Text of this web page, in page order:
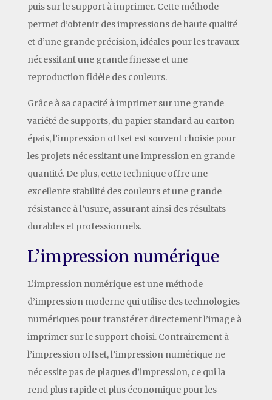
puis sur le support à imprimer. Cette méthode
permet d’obtenir des impressions de haute qualité
et d’une grande précision, idéales pour les travaux
nécessitant une grande finesse et une
reproduction fidèle des couleurs.
Grâce à sa capacité à imprimer sur une grande
variété de supports, du papier standard au carton
épais, l’impression offset est souvent choisie pour
les projets nécessitant une impression en grande
quantité. De plus, cette technique offre une
excellente stabilité des couleurs et une grande
résistance à l’usure, assurant ainsi des résultats
durables et professionnels.
L’impression numérique
L’impression numérique est une méthode
d’impression moderne qui utilise des technologies
numériques pour transférer directement l’image à
imprimer sur le support choisi. Contrairement à
l’impression offset, l’impression numérique ne
nécessite pas de plaques d’impression, ce qui la
rend plus rapide et plus économique pour les